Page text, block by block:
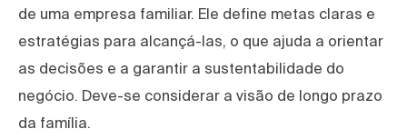
de uma empresa familiar. Ele define metas claras e
estratégias para alcançá-las, o que ajuda a orientar
as decisões e a garantir a sustentabilidade do
negócio. Deve-se considerar a visão de longo prazo
da família.